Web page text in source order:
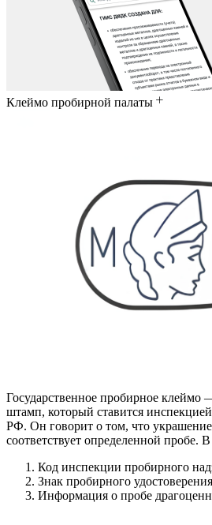
Клеймо пробирной палаты
Государственное пробирное клеймо
штамп, который ставится
РФ. Он говорит о том, что
соответствует определенной пробе.
Код инспекции пробирного
Знак пробирного
Информация о пробе